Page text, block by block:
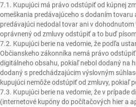
7.1. Kupujúci má právo odstúpiť od kúpnej
omeškania predávajúceho s dodaním tovaru
predávajúci nedodal tovar ani v dohodnutom
oprávnený od zmluvy odstúpiť a to buď
7.2. Kupujúci berie na vedomie, že podľa
Občianskeho zákonníka nemá právo
digitálneho obsahu, pokiaľ nebol dodaný na
dodaný s predchádzajúcim výslovným
kupujúci nemôže odstúpiť od zmluvy, pokiaľ
7.3. Kupujúci berie na vedomie, že v prípade
(internetové kupóny do počítačových hier a